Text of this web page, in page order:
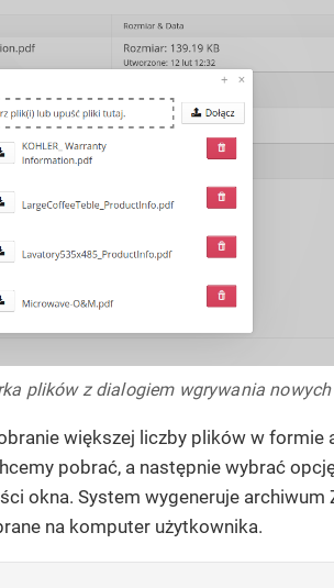
plików z dialogiem wgrywania
większej liczby plików w formie
pobrać, a następnie wybrać
okna. System wygeneruje archiwum
na komputer użytkownika.